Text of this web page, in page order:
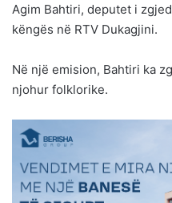
Agim Bahtiri, deputet i
këngës në RTV Dukagjini.
Në një emision, Bahtiri ka
njohur folklorike.